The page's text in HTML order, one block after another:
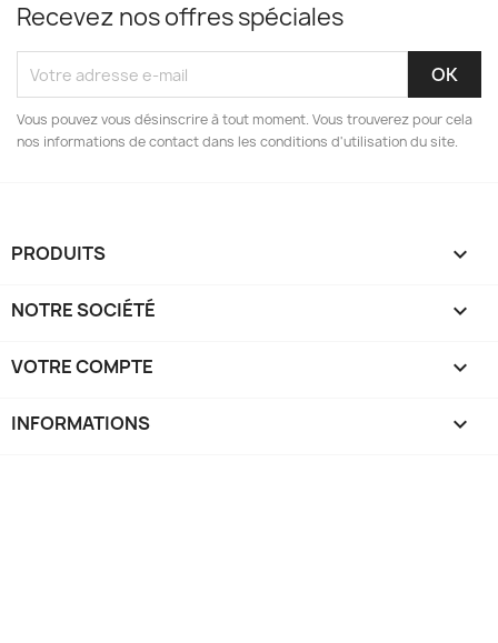
Recevez nos offres spéciales
Vous pouvez vous désinscrire à tout moment. Vous trouverez pour cela
nos informations de contact dans les conditions d'utilisation du site.
PRODUITS 
NOTRE SOCIÉTÉ 
VOTRE COMPTE 
INFORMATIONS keyboard_arrow_down